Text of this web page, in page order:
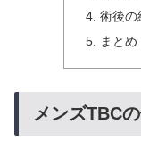
術後の
まとめ
メンズTBC